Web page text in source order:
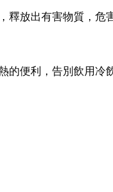
釋放出有害物質，危
的便利，告別飲用冷